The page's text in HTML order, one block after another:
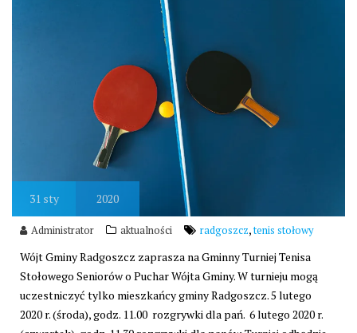
31 sty 2020
Administrator aktualności radgoszcz,tenis stołowy
Wójt Gminy Radgoszcz zaprasza na Gminny Turniej Tenisa
Stołowego Seniorów o Puchar Wójta Gminy. W turnieju mogą
uczestniczyć tylko mieszkańcy gminy Radgoszcz. 5 lutego
2020 r. (środa), godz. 11.00 rozgrywki dla pań. 6 lutego 2020 r.